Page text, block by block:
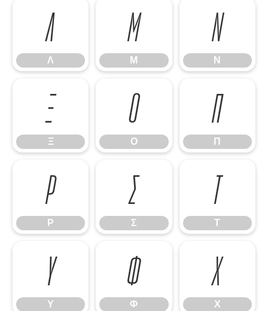
Λ
Λ
Μ
Μ
Ν
Ν
Ξ
Ξ
Ο
Ο
Π
Π
Ρ
Ρ
Σ
Σ
Τ
Τ
Υ
Υ
Φ
Φ
Χ
Χ